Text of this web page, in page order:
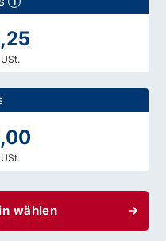
wählen